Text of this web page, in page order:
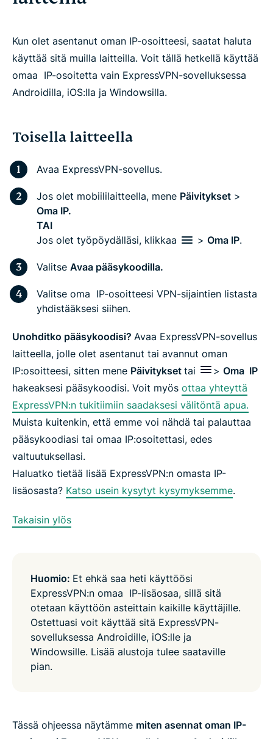
Kun olet asentanut oman IP-osoitteesi, saatat haluta
käyttää sitä muilla laitteilla. Voit tällä hetkellä käyttää
omaa IP-osoitetta vain ExpressVPN-sovelluksessa
Androidilla, iOS:lla ja Windowsilla.
Toisella laitteella
Avaa ExpressVPN-sovellus.
Jos olet mobiililaitteella, mene Päivitykset >
Oma IP.
TAI
Jos olet työpöydälläsi, klikkaa
> Oma IP.
Valitse Avaa pääsykoodilla.
Valitse oma IP-osoitteesi VPN-sijaintien listasta
yhdistääksesi siihen.
Unohditko pääsykoodisi? Avaa ExpressVPN-sovellus
laitteella, jolle olet asentanut tai avannut oman
IP:osoitteesi, sitten mene Päivitykset tai > Oma IP
hakeaksesi pääsykoodisi. Voit myös ottaa yhteyttä
ExpressVPN:n tukitiimiin saadaksesi välitöntä apua.
Muista kuitenkin, että emme voi nähdä tai palauttaa
pääsykoodiasi tai omaa IP:osoitettasi, edes
valtuutuksellasi.
Haluatko tietää lisää ExpressVPN:n omasta IP-
lisäosasta? Katso usein kysytyt kysymyksemme.
Takaisin ylös
Huomio: Et ehkä saa heti käyttöösi
ExpressVPN:n omaa IP-lisäosaa, sillä sitä
otetaan käyttöön asteittain kaikille käyttäjille.
Ostettuasi voit käyttää sitä ExpressVPN-
sovelluksessa Androidille, iOS:lle ja
Windowsille. Lisää alustoja tulee saataville
pian.
Tässä ohjeessa näytämme miten asennat oman IP-